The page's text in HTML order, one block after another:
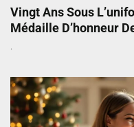
Vingt Ans Sous
Médaille D’honneur